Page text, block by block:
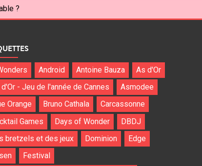
?
Android Antoine Bauza
As d'Or
- Jeu de l'année de Cannes
Asmodee
Orange
Bruno Cathala
Carcassonne
Games
Days of Wonder
DBDJ
bretzels et des jeux
Dominion
Edge
Festival